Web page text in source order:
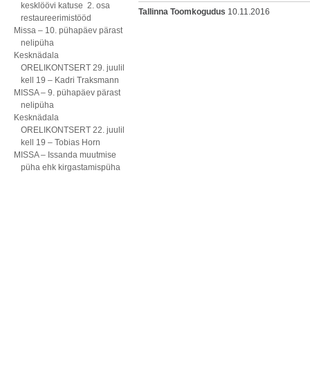
kesklöövi katuse 2. osa
restaureerimistööd
Missa – 10. pühapäev pärast
nelipüha
Kesknädala
ORELIKONTSERT 29. juulil
kell 19 – Kadri Traksmann
MISSA – 9. pühapäev pärast
nelipüha
Kesknädala
ORELIKONTSERT 22. juulil
kell 19 – Tobias Horn
MISSA – Issanda muutmise
püha ehk kirgastamispüha
Tallinna Toomkogudus 10.11.2016